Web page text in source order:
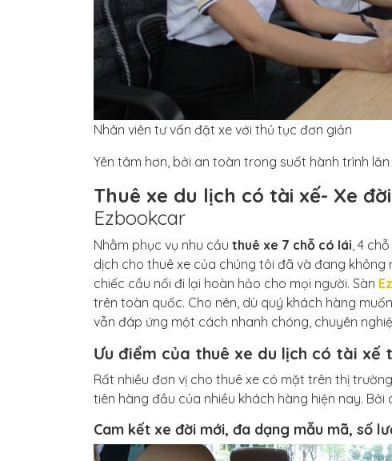
Nhân viên tư vấn đặt xe với thủ tục đơn giản
Yên tâm hơn, bởi an toàn trong suốt hành trình
Thuê xe du lịch có tài xế- Xe
Ezbookcar
Nhằm phục vụ nhu cầu thuê xe 7 chỗ có lái, 4
dịch cho thuê xe của chúng tôi đã và đang
chiếc cầu nối đi lại hoàn hảo cho mọi người. Sàn
trên toàn quốc. Cho nên, dù quý khách hàng
vẫn đáp ứng một cách nhanh chóng, chuyên
Ưu điểm của thuê xe du lịch có tài xế
Rất nhiều đơn vị cho thuê xe có mặt trên thị
tiên hàng đầu của nhiều khách hàng hiện nay.
Cam kết xe đời mới, đa dạng mẫu mã, số